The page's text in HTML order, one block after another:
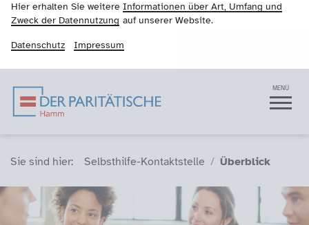
Hier erhalten Sie weitere Informationen über Art, Umfang und
Zweck der Datennutzung auf unserer Website.
Datenschutz Impressum
Der Paritätische
Navigation MENÜ
Sie sind hier (Breadcrumb)
Sie sind hier: Selbsthilfe-Kontaktstelle Überblick